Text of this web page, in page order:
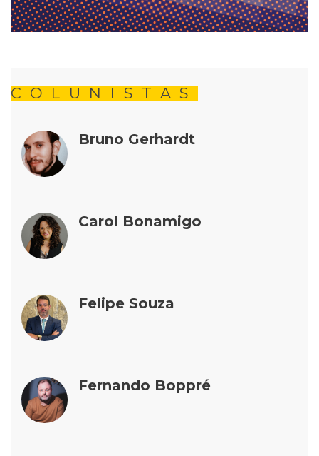
COLUNISTAS
Bruno Gerhardt
Carol Bonamigo
Felipe Souza
Fernando Boppré